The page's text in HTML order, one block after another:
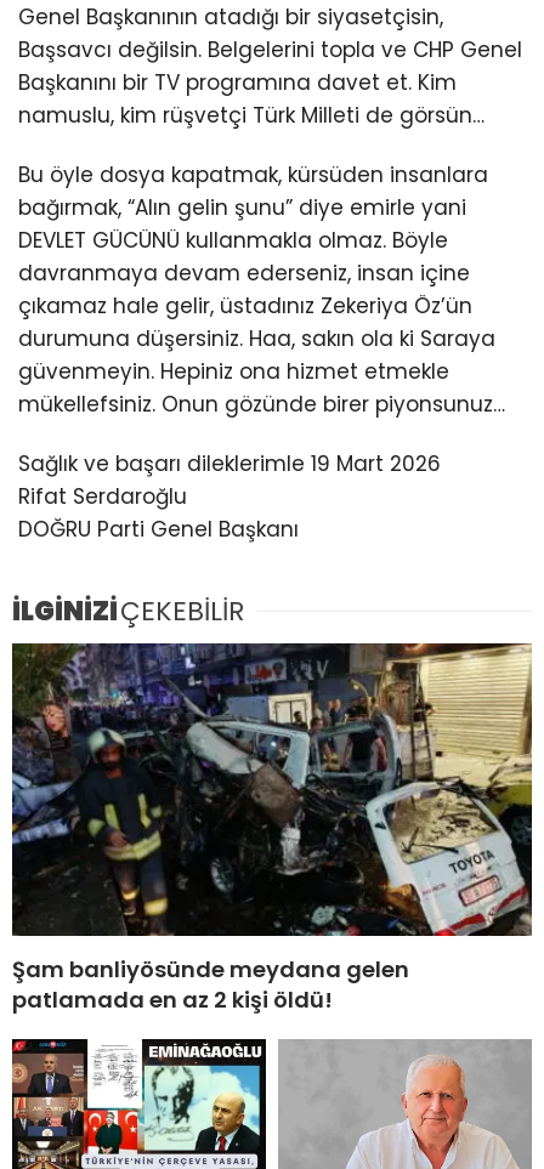
Genel Başkanının atadığı bir siyasetçisin,
Başsavcı değilsin. Belgelerini topla ve CHP Genel
Başkanını bir TV programına davet et. Kim
namuslu, kim rüşvetçi Türk Milleti de görsün…
Bu öyle dosya kapatmak, kürsüden insanlara
bağırmak, “Alın gelin şunu” diye emirle yani
DEVLET GÜCÜNÜ kullanmakla olmaz. Böyle
davranmaya devam ederseniz, insan içine
çıkamaz hale gelir, üstadınız Zekeriya Öz’ün
durumuna düşersiniz. Haa, sakın ola ki Saraya
güvenmeyin. Hepiniz ona hizmet etmekle
mükellefsiniz. Onun gözünde birer piyonsunuz…
Sağlık ve başarı dileklerimle 19 Mart 2026
Rifat Serdaroğlu
DOĞRU Parti Genel Başkanı
İLGİNİZİÇEKEBİLİR
Şam banliyösünde meydana gelen
patlamada en az 2 kişi öldü!